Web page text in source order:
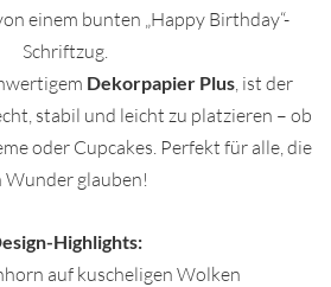
einem bunten „Happy Birthday“-
Schriftzug.
Dekorpapier Plus, ist der
stabil und leicht zu platzieren – ob
oder Cupcakes. Perfekt für alle, die
Wunder glauben!
Highlights:
auf kuscheligen Wolken